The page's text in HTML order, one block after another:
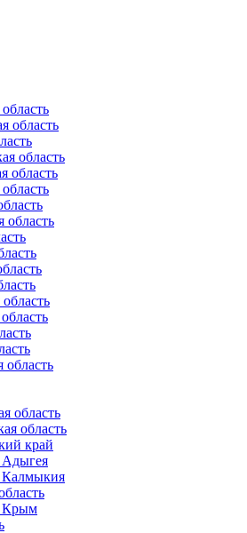
область
область
область
область
область
область
область
край
Адыгея
Калмыкия
Крым